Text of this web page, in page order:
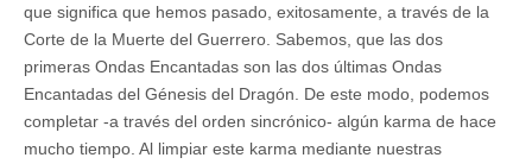
que significa que hemos pasado, exitosamente, a través de la
Corte de la Muerte del Guerrero. Sabemos, que las dos
primeras Ondas Encantadas son las dos últimas Ondas
Encantadas del Génesis del Dragón. De este modo, podemos
completar -a través del orden sincrónico- algún karma de hace
mucho tiempo. Al limpiar este karma mediante nuestras